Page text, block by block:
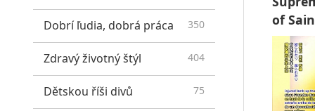
Dobrí ľudia, dobrá práca 350
Zdravý životný štýl 404
Dětskou říši divů 75
of